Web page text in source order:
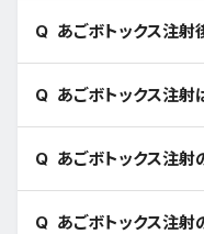
あごボトックス注射
あごボトックス注
あごボトックス注射
あごボトックス注射